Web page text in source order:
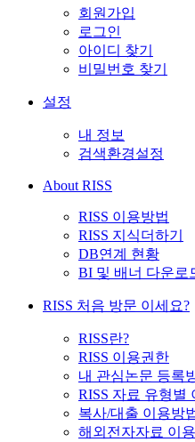
회원가입
로그인
아이디 찾기
비밀번호 찾기
설정
내 정보
검색환경설정
About RISS
RISS 이용방법
RISS 지식더하기
DB연계 현황
BI 및 배너 다운로
RISS 처음 방문 이세요?
RISS란?
RISS 이용권한
내 관심논문 등록
RISS 자료 유형별
복사/대출 이용방
해외전자자료 이